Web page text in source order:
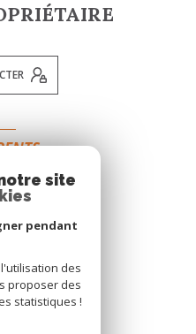
site
pendant
des
proposer des
statistiques !